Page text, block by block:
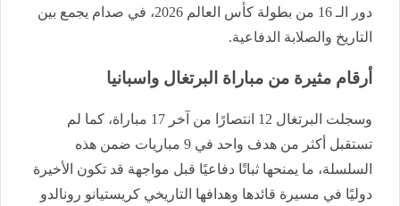
دور الـ 16 من بطولة كأس العالم 2026، في صدام يجمع بين
التاريخ والصلابة الدفاعية.
أرقام مثيرة من مباراة البرتغال واسبانيا
وسجلت البرتغال 12 انتصارًا من آخر 17 مباراة، كما لم
تستقبل أكثر من هدف واحد في 9 مباريات ضمن هذه
السلسلة، ما يمنحها ثباتًا دفاعيًا قبل مواجهة قد تكون الأخيرة
دوليًا في مسيرة قائدها وهدافها التاريخي كريستيانو رونالدو